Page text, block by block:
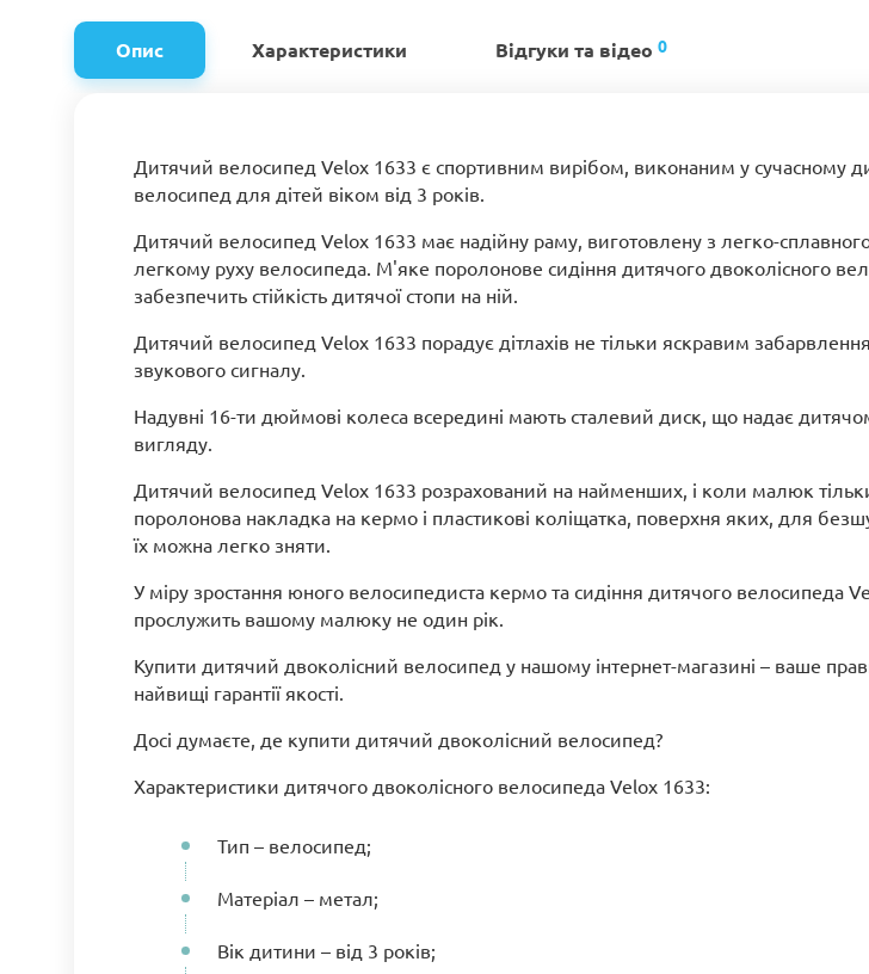
Опис Характеристики Відгуки та відео 0
Дитячий велосипед Velox 1633 є спортивним вирібом, виконаним у сучасному
велосипед для дітей віком від 3 років.
Дитячий велосипед Velox 1633 має надійну раму, виготовлену з легко-
легкому руху велосипеда. М'яке поролонове сидіння дитячого двоколісного
забезпечить стійкість дитячої стопи на ній.
Дитячий велосипед Velox 1633 порадує дітлахів не тільки яскравим
звукового сигналу.
Надувні 16-ти дюймові колеса всередині мають сталевий диск, що надає
вигляду.
Дитячий велосипед Velox 1633 розрахований на найменших, і коли малюк
поролонова накладка на кермо і пластикові коліщатка, поверхня яких, для
їх можна легко зняти.
У міру зростання юного велосипедиста кермо та сидіння дитячого велосипеда
прослужить вашому малюку не один рік.
Купити дитячий двоколісний велосипед у нашому інтернет-магазині – ваше
найвищі гарантії якості.
Досі думаєте, де купити дитячий двоколісний велосипед?
Характеристики дитячого двоколісного велосипеда Velox 1633:
Тип – велосипед;
Матеріал – метал;
Вік дитини – від 3 років;